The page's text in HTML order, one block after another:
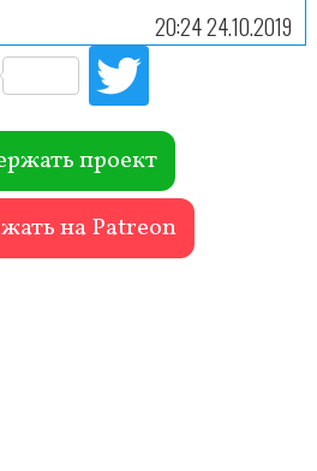
20:24 24.10.2019
Fac
ebo
r
проект
на Patreon